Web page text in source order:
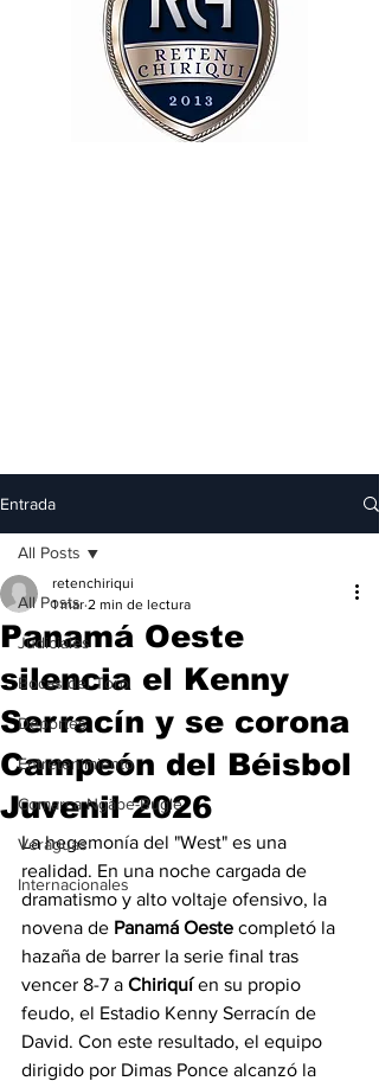
Entrada
All Posts
Judiciales
Bocas del Toro
Deportes
Entretenimiento
Comarca Ngäbe-Buglé
Veraguas
Internacionales
All Posts
Panamá Oeste
silencia el Kenny
Serracín y se corona
Campeón del Béisbol
Juvenil 2026
retenchiriqui
1 mar 2 min de lectura
La hegemonía del "West" es una
realidad. En una noche cargada de
dramatismo y alto voltaje ofensivo, la
novena de Panamá Oeste completó la
hazaña de barrer la serie final tras
vencer 8-7 a Chiriquí en su propio
feudo, el Estadio Kenny Serracín de
David. Con este resultado, el equipo
dirigido por Dimas Ponce alcanzó la